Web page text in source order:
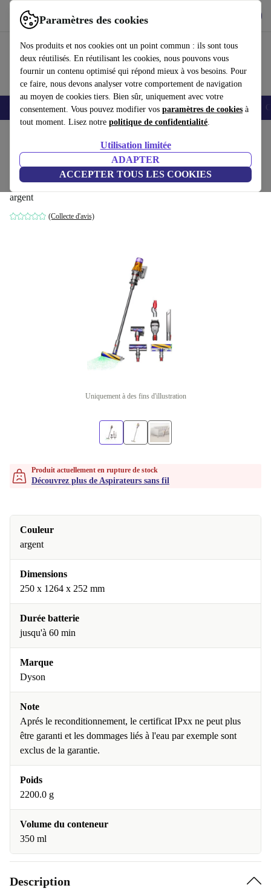
Paramètres des cookies
Nos produits et nos cookies ont un point commun : ils sont tous
deux réutilisés. En réutilisant les cookies, nous pouvons vous
fournir un contenu optimisé qui répond mieux à vos besoins. Pour
ce faire, nous devons analyser votre comportement de navigation
au moyen de cookies tiers. Bien sûr, uniquement avec votre
consentement. Vous pouvez modifier vos paramètres de cookies à
tout moment. Lisez notre politique de confidentialité.
Utilisation limitée
ADAPTER
ACCEPTER TOUS LES COOKIES
Utilisez refurbed rapidement et facilement
Smartphones Laptops Tablettes Montres connectées Accessoires
Dyson V12 Slim Absolute Aspirateur à
main balai
argent
(Collecte d'avis)
Uniquement à des fins d'illustration
Produit actuellement en rupture de stock
Découvrez plus de Aspirateurs sans fil
Couleur
argent
Dimensions
250 x 1264 x 252 mm
Durée batterie
jusqu'à 60 min
Marque
Dyson
Note
Aprés le reconditionnement, le certificat IPxx ne peut plus
être garanti et les dommages liés à l'eau par exemple sont
exclus de la garantie.
Poids
2200.0 g
Volume du conteneur
350 ml
Description